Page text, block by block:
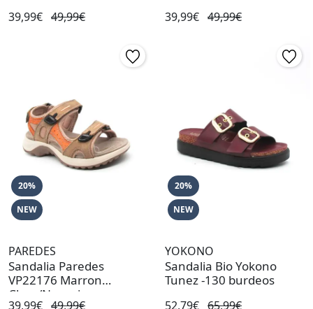
39,99€ 49,99€ 39,99€ 49,99€
20%
NEW
PAREDES
Sandalia Paredes
VP22176 Marron
Claro/Naranja
39,99€ 49,99€
20%
NEW
YOKONO
Sandalia Bio Yokono
Tunez -130 burdeos
52,79€ 65,99€